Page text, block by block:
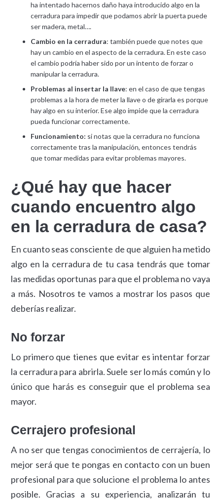
ha intentado hacernos daño haya introducido algo en la
cerradura para impedir que podamos abrir la puerta puede
ser madera, metal….
Cambio en la cerradura: también puede que notes que
hay un cambio en el aspecto de la cerradura. En este caso
el cambio podría haber sido por un intento de forzar o
manipular la cerradura.
Problemas al insertar la llave: en el caso de que tengas
problemas a la hora de meter la llave o de girarla es porque
hay algo en su interior. Ese algo impide que la cerradura
pueda funcionar correctamente.
Funcionamiento: si notas que la cerradura no funciona
correctamente tras la manipulación, entonces tendrás
que tomar medidas para evitar problemas mayores.
¿Qué hay que hacer
cuando encuentro algo
en la cerradura de casa?
En cuanto seas consciente de que alguien ha metido
algo en la cerradura de tu casa tendrás que tomar
las medidas oportunas para que el problema no vaya
a más. Nosotros te vamos a mostrar los pasos que
deberías realizar.
No forzar
Lo primero que tienes que evitar es intentar forzar
la cerradura para abrirla. Suele ser lo más común y lo
único que harás es conseguir que el problema sea
mayor.
Cerrajero profesional
A no ser que tengas conocimientos de cerrajería, lo
mejor será que te pongas en contacto con un buen
profesional para que solucione el problema lo antes
posible. Gracias a su experiencia, analizarán tu